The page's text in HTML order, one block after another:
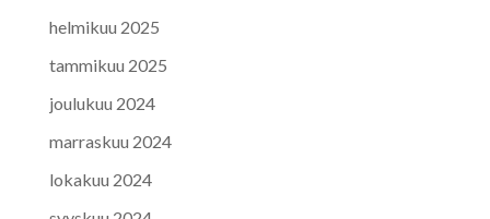
helmikuu 2025
tammikuu 2025
joulukuu 2024
marraskuu 2024
lokakuu 2024